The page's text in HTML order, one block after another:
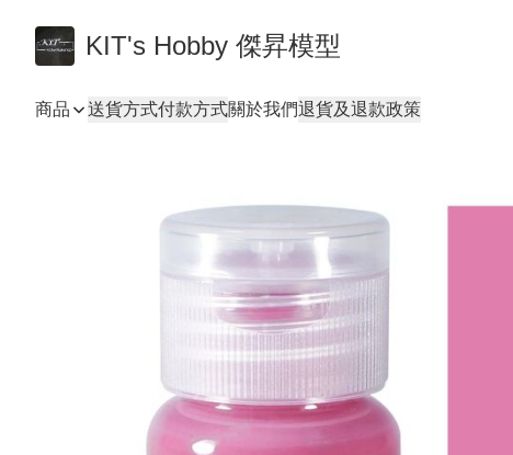
KIT's Hobby 傑昇模型
商品 送貨方式付款方式關於我們退貨及退款政策